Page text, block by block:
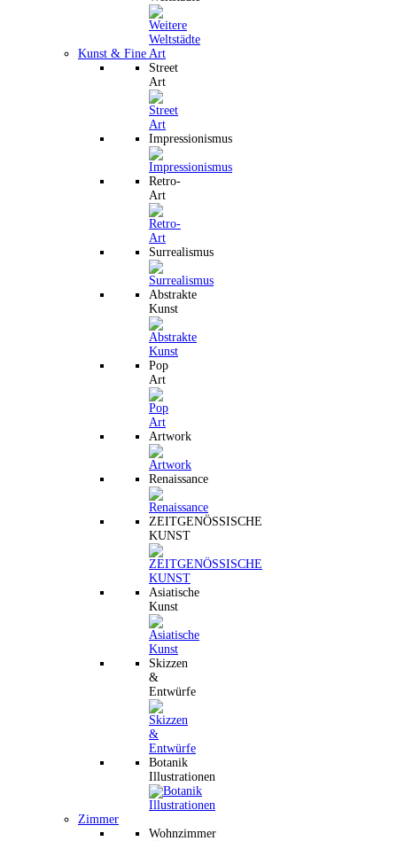
Kunst & Fine Art
Street
Art
Impressionismus
Retro-
Art
Surrealismus
Abstrakte
Kunst
Pop
Art
Artwork
Renaissance
ZEITGENÖSSISCHE
KUNST
Asiatische
Kunst
Skizzen
&
Entwürfe
Botanik
Illustrationen
Zimmer
Wohnzimmer